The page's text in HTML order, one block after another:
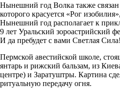
Нынешний год Волка также связан
которого красуется «Рог
Нынешний год располагает к
9 лет Уральский зороастрийский
И да пребудет с вами Светлая Сила!
Пермской авестийской школе,
янтарь и рижский бальзам, из
центре) и Заратуштры. Картина
ритуальную передачу огня.